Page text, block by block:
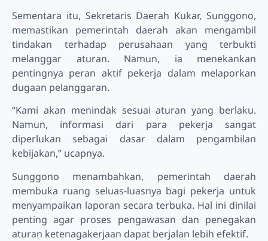
Sementara itu, Sekretaris Daerah Kukar, Sunggono,
memastikan pemerintah daerah akan mengambil
tindakan terhadap perusahaan yang terbukti
melanggar aturan. Namun, ia menekankan
pentingnya peran aktif pekerja dalam melaporkan
dugaan pelanggaran.
“Kami akan menindak sesuai aturan yang berlaku.
Namun, informasi dari para pekerja sangat
diperlukan sebagai dasar dalam pengambilan
kebijakan,” ucapnya.
Sunggono menambahkan, pemerintah daerah
membuka ruang seluas-luasnya bagi pekerja untuk
menyampaikan laporan secara terbuka. Hal ini dinilai
penting agar proses pengawasan dan penegakan
aturan ketenagakerjaan dapat berjalan lebih efektif.